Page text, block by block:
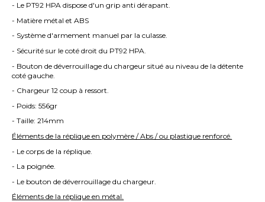
- Le PT92 HPA dispose d'un grip anti dérapant.
- Matière métal et ABS
- Système d'armement manuel par la culasse.
- Sécurité sur le coté droit du PT92 HPA.
- Bouton de déverrouillage du chargeur situé au niveau de la détente
coté gauche.
- Chargeur 12 coup à ressort.
- Poids: 556gr
- Taille: 214mm
Éléments de la réplique en polymère / Abs / ou plastique renforcé.
- Le corps de la réplique.
- La poignée.
- Le bouton de déverrouillage du chargeur.
Éléments de la réplique en métal.